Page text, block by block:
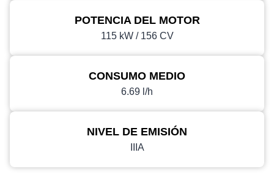
POTENCIA DEL MOTOR
115 kW / 156 CV
CONSUMO MEDIO
6.69 l/h
NIVEL DE EMISIÓN
IIIA